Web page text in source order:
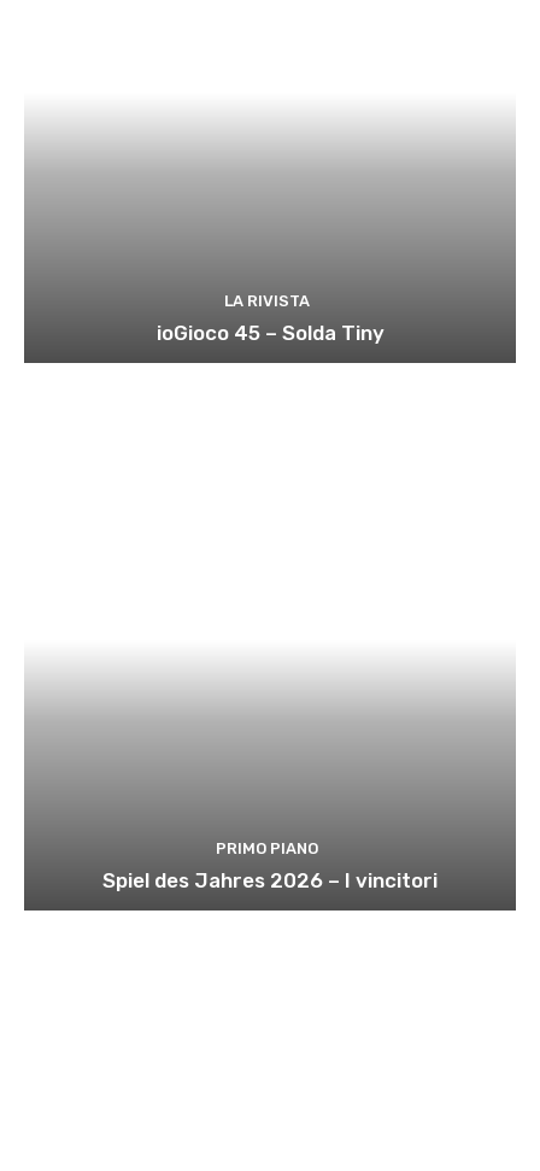
LA RIVISTA
ioGioco 45 – Solda Tiny
PRIMO PIANO
Spiel des Jahres 2026 – I vincitori